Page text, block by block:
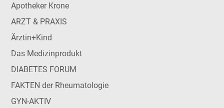
Apotheker Krone
ARZT & PRAXIS
Ärztin+Kind
Das Medizinprodukt
DIABETES FORUM
FAKTEN der Rheumatologie
GYN-AKTIV